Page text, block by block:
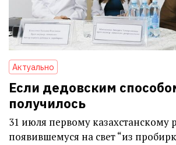
Актуально
Если дедовским
получилось
31 июля первому казахстанскому
появившемуся на свет “из